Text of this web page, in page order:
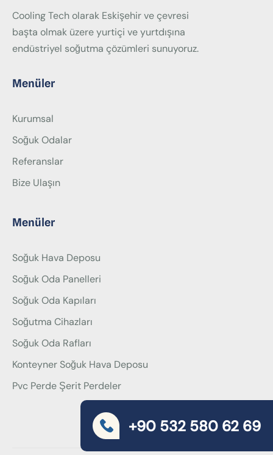
Cooling Tech olarak Eskişehir ve çevresi
başta olmak üzere yurtiçi ve yurtdışına
endüstriyel soğutma çözümleri sunuyoruz.
Menüler
Kurumsal
Soğuk Odalar
Referanslar
Bize Ulaşın
Menüler
Soğuk Hava Deposu
Soğuk Oda Panelleri
Soğuk Oda Kapıları
Soğutma Cihazları
Soğuk Oda Rafları
Konteyner Soğuk Hava Deposu
Pvc Perde Şerit Perdeler
+90 532 580 62 69